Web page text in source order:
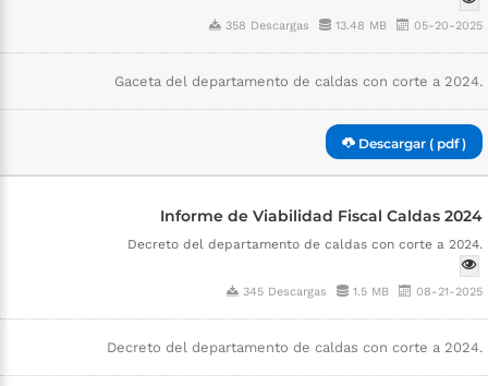
358 Descargas 13.48 MB 05-20-2025
Gaceta del departamento de caldas con corte a 2024.
Descargar ( pdf )
Informe de Viabilidad Fiscal Caldas 2024
Decreto del departamento de caldas con corte a 2024.
345 Descargas 1.5 MB 08-21-2025
Decreto del departamento de caldas con corte a 2024.